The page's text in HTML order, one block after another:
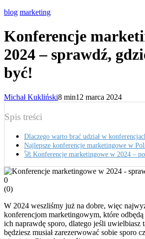
blog marketing
Konferencje
2024 – sprawdź,
być!
Michał Kukliński8 min12 marca 2024
0
(0)
W 2024 weszliśmy już na dobre, więc
konferencjom marketingowym, które
ich naprawdę sporo, dlatego jeśli uwielbiasz
będziesz musiał zarezerwować sobie sporo
Spis treści
Dlaczego warto brać udział w
Najlepsze konferencje marketingowe w
🚀 Konferencje marketingowe w 2024 –